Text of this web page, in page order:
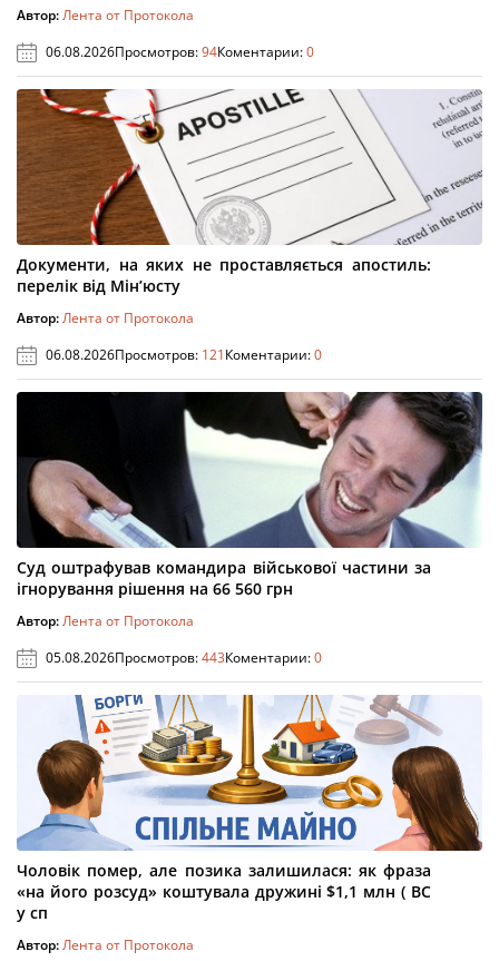
Автор:Лента от Протокола
06.08.2026Просмотров:94Коментарии:0
Документи, на яких не проставляється апостиль:
перелік від Мін’юсту
Автор:Лента от Протокола
06.08.2026Просмотров: 121Коментарии:0
Суд оштрафував командира військової частини за
ігнорування рішення на 66 560 грн
Автор:Лента от Протокола
05.08.2026Просмотров:443Коментарии:0
Чоловік помер, але позика залишилася: як фраза
«на його розсуд» коштувала дружині $1,1 млн ( ВС
у сп
Автор:Лента от Протокола